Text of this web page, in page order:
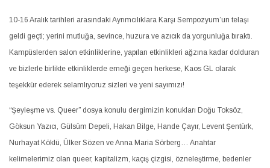
10-16 Aralık tarihleri arasındaki Ayrımcılıklara Karşı Sempozyum’un telaşı
geldi geçti; yerini mutluğa, sevince, huzura ve azıcık da yorgunluğa bıraktı.
Kampüslerden salon etkinliklerine, yapılan etkinlikleri ağzına kadar dolduran
ve bizlerle birlikte etkinliklerde emeği geçen herkese, Kaos GL olarak
teşekkür ederek selamlıyoruz sizleri ve yeni sayımızı!
“Şeyleşme vs. Queer” dosya konulu dergimizin konukları Doğu Toksöz,
Göksun Yazıcı, Gülsüm Depeli, Hakan Bilge, Hande Çayır, Levent Şentürk,
Nurhayat Köklü, Ülker Sözen ve Anna Maria Sörberg… Anahtar
kelimelerimiz olan queer, kapitalizm, kaçış çizgisi, özneleştirme, bedenler